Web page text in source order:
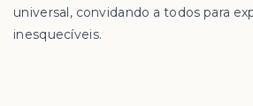
universal, convidando a todos para
inesquecíveis.